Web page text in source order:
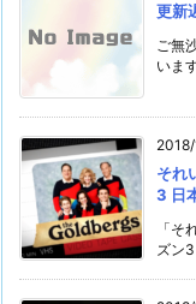
更新
ご無
いま
それ
3 日
「そ
ズン